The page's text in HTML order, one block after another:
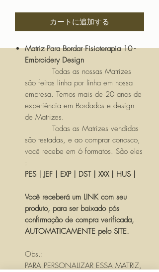
カートに追加する
Matriz Para Bordar Fisioterapia 10 -
Embroidery Design
Todas as nossas Matrizes
são feitas linha por linha em nossa
empresa. Temos mais de 20 anos de
experiência em Bordados e design
de Matrizes.
Todas as Matrizes vendidas
são testadas, e ao comprar conosco,
você recebe em 6 formatos. São eles
:
PES | JEF | EXP | DST | XXX | HUS |
Você receberá um LINK com seu
produto, para ser baixado pós
confirmação de compra verificada,
AUTOMATICAMENTE pelo SITE.
Obs.:
PARA PERSONALIZAR ESSA MATRIZ,